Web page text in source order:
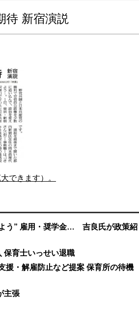
待 新宿演説
できます）。
う” 雇用・奨学金… 吉良氏が政策紹
保育士いっせい退職
援・解雇防止など提案 保育所の待機
主張